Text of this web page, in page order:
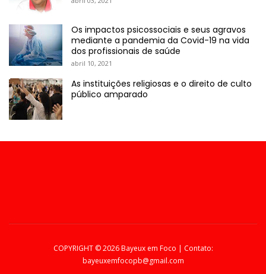
Os impactos psicossociais e seus agravos
mediante a pandemia da Covid-19 na vida
dos profissionais de saúde
abril 10, 2021
As instituições religiosas e o direito de culto
público amparado
COPYRIGHT ©2026 Bayeux em Foco | Contato:
bayeuxemfocopb@gmail.com